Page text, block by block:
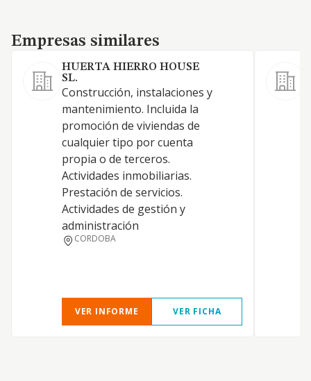
Empresas similares
Empresas similares
HUERTA HIERRO HOUSE
SL.
Construcción, instalaciones y
mantenimiento. Incluida la
promoción de viviendas de
cualquier tipo por cuenta
propia o de terceros.
Actividades inmobiliarias.
Prestación de servicios.
Actividades de gestión y
administración
CORDOBA
VER INFORME VER FICHA